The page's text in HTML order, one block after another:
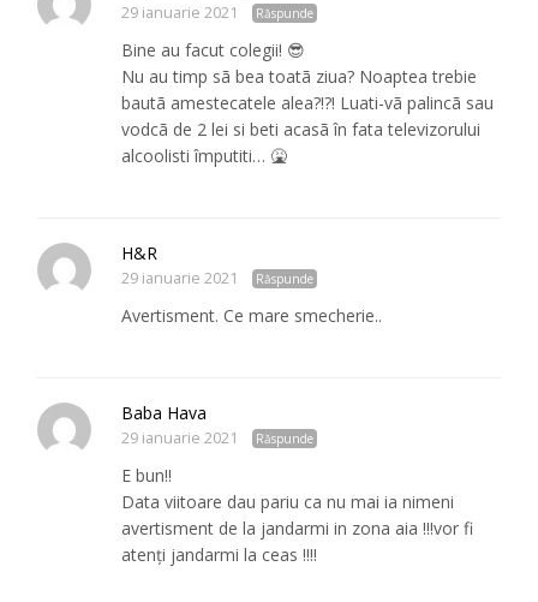
29 ianuarie 2021 Răspunde
Bine au facut colegii! 😎
Nu au timp sã bea toatã ziua? Noaptea trebie
bautã amestecatele alea?!?! Luati-vã palincã sau
vodcã de 2 lei si beti acasã în fata televizorului
alcoolisti împutiti… 🤮
H&R
29 ianuarie 2021 Răspunde
Avertisment. Ce mare smecherie..
Baba Hava
29 ianuarie 2021 Răspunde
E bun!!
Data viitoare dau pariu ca nu mai ia nimeni
avertisment de la jandarmi in zona aia !!!vor fi
atenți jandarmi la ceas !!!!